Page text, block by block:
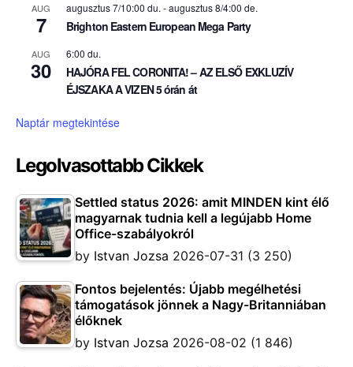
AUG
7
augusztus 7/10:00 du.-augusztus 8/4:00 de.
Brighton Eastern European Mega Party
AUG
30
6:00 du.
HAJÓRA FEL CORONITA! – AZ ELSŐ EXKLUZÍV
ÉJSZAKA A VIZEN 5 órán át
Naptár megtekintése
Legolvasottabb Cikkek
Settled status 2026: amit MINDEN kint élő
magyarnak tudnia kell a legújabb Home
Office-szabályokról
by Istvan Jozsa 2026-07-31 (3 250)
Fontos bejelentés: Újabb megélhetési
támogatások jönnek a Nagy-Britanniában
élőknek
by Istvan Jozsa 2026-08-02 (1 846)